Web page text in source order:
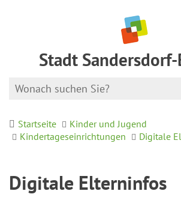
Stadt
Startseite
Kinder und Jugend
Kindertageseinrichtungen
Digitale
Digitale Elterninfos